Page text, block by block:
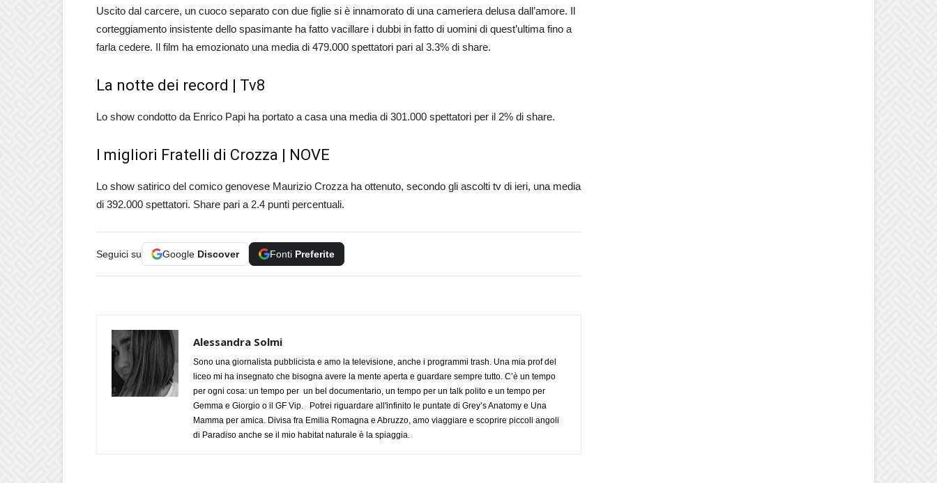
Uscito dal carcere, un cuoco separato con due figlie si è innamorato di una cameriera delusa dall’amore. Il
corteggiamento insistente dello spasimante ha fatto vacillare i dubbi in fatto di uomini di quest’ultima fino a
farla cedere. Il film ha emozionato una media di 479.000 spettatori pari al 3.3% di share.
La notte dei record | Tv8
Lo show condotto da Enrico Papi ha portato a casa una media di 301.000 spettatori per il 2% di share.
I migliori Fratelli di Crozza | NOVE
Lo show satirico del comico genovese Maurizio Crozza ha ottenuto, secondo gli ascolti tv di ieri, una media
di 392.000 spettatori. Share pari a 2.4 punti percentuali.
Seguici su Google Discover Fonti Preferite
Alessandra Solmi
Sono una giornalista pubblicista e amo la televisione, anche i programmi trash. Una mia prof del
liceo mi ha insegnato che bisogna avere la mente aperta e guardare sempre tutto. C’è un tempo
per ogni cosa: un tempo per un bel documentario, un tempo per un talk polito e un tempo per
Gemma e Giorgio o il GF Vip. Potrei riguardare all'infinito le puntate di Grey’s Anatomy e Una
Mamma per amica. Divisa fra Emilia Romagna e Abruzzo, amo viaggiare e scoprire piccoli angoli
di Paradiso anche se il mio habitat naturale è la spiaggia.